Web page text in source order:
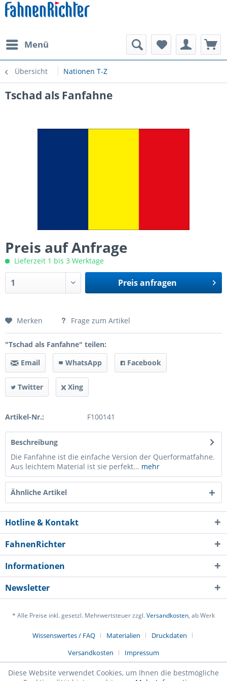
Menü
Übersicht Nationen T-Z
Tschad als Fanfahne
Preis auf Anfrage
Lieferzeit 1 bis 3 Werktage
Preis anfragen
Preis anfragen
verstanden und stimme zu. *
Mit * gekennzeichnete Felder sind Pflichtfelder.
Senden
Merken Frage zum Artikel
"Tschad als Fanfahne" teilen:
Email
WhatsApp Facebook
Twitter Xing
Artikel-Nr.: F100141
Beschreibung
Die Fanfahne ist die einfache Version der Querformatfahne.
Aus leichtem Material ist sie perfekt... mehr
Ähnliche Artikel
Hotline & Kontakt
FahnenRichter
Informationen
Newsletter
* Alle Preise inkl. gesetzl. Mehrwertsteuer zzgl.Versandkosten, ab Werk
Wissenswertes / FAQ Materialien
Druckdaten
Versandkosten
Impressum
Diese Website verwendet Cookies, um Ihnen die bestmögliche